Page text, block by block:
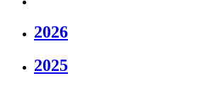
2026
2025